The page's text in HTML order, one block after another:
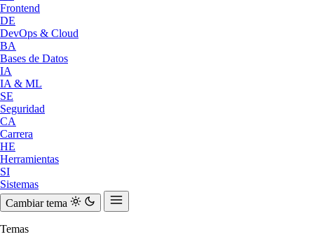
Frontend
DE
DevOps & Cloud
BA
Bases de Datos
IA
IA & ML
SE
Seguridad
CA
Carrera
HE
Herramientas
SI
Sistemas
Cambiar tema
Temas